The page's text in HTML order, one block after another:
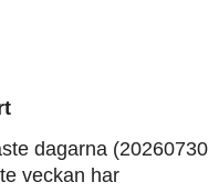
dagarna (20260730
veckan har